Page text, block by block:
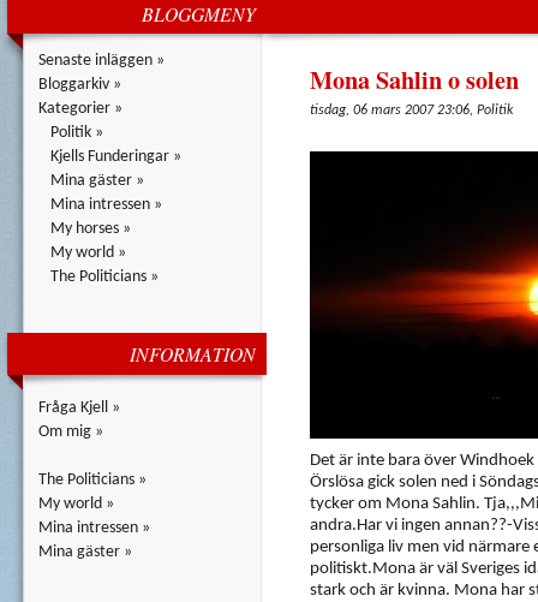
BLOGGMENY
Senaste inläggen »
Bloggarkiv »
Kategorier »
Politik »
Kjells Funderingar »
Mina gäster »
Mina intressen »
My horses »
My world »
The Politicians »
INFORMATION
Fråga Kjell »
Om mig »
The Politicians »
My world »
Mina intressen »
Mina gäster »
Mona Sahlin o solen
tisdag, 06 mars 2007 23:06, Politik
Det är inte bara över
Örslösa gick solen ned i
tycker om Mona Sahlin.
andra.Har vi ingen annan??-
personliga liv men vid
politiskt.Mona är väl Sveriges
stark och är kvinna. Mona har